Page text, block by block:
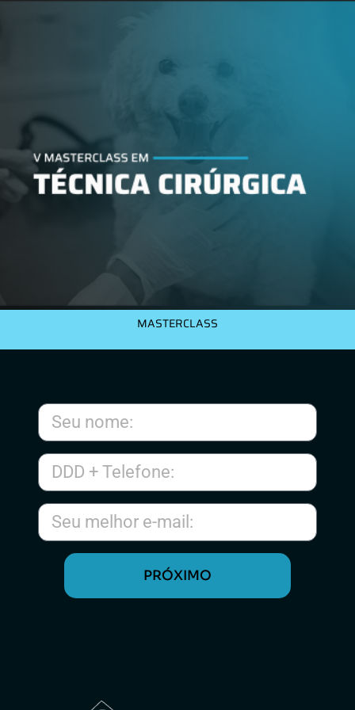
MASTERCLASS
PRÓXIMO